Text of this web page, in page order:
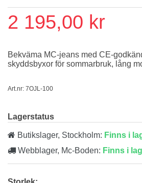
2 195,00 kr
Bekväma MC-jeans med CE-
skyddsbyxor för sommarbruk, lång
Art.nr: 7OJL-100
Lagerstatus
Butikslager, Stockholm: Finns i
Webblager, Mc-Boden: Finns i